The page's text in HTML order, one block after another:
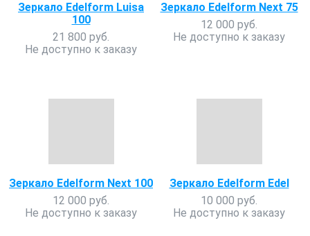
Зеркало Edelform Luisa
100
21 800 руб.
Не доступно к заказу
Зеркало Edelform Next 75
12 000 руб.
Не доступно к заказу
Зеркало Edelform Next 100
12 000 руб.
Не доступно к заказу
Зеркало Edelform Edel
10 000 руб.
Не доступно к заказу